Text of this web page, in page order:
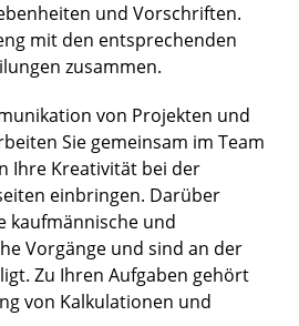
und Vorschriften.
mit den entsprechenden
zusammen.
von Projekten und
Sie gemeinsam im Team
Ihre Kreativität bei der
einbringen. Darüber
kaufmännische und
Vorgänge und sind an der
Zu Ihren Aufgaben gehört
von Kalkulationen und